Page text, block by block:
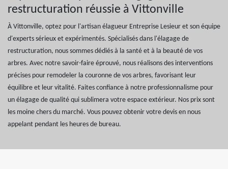
restructuration réussie à Vittonville
À Vittonville, optez pour l'artisan élagueur Entreprise Lesieur et son équipe
d'experts sérieux et expérimentés. Spécialisés dans l'élagage de
restructuration, nous sommes dédiés à la santé et à la beauté de vos
arbres. Avec notre savoir-faire éprouvé, nous réalisons des interventions
précises pour remodeler la couronne de vos arbres, favorisant leur
équilibre et leur vitalité. Faites confiance à notre professionnalisme pour
un élagage de qualité qui sublimera votre espace extérieur. Nos prix sont
les moine chers du marché. Vous pouvez obtenir votre devis en nous
appelant pendant les heures de bureau.